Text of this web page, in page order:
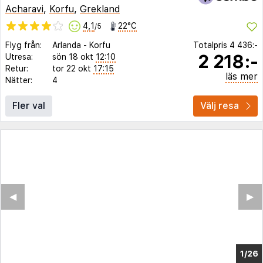
Acharavi, Korfu, Grekland
4,1 /5 22°C
Flyg från: Arlanda - Korfu
Utresa:
sön 18 okt 12:10
Retur:
tor 22 okt 17:15
Nätter:
4
Totalpris 4 436:-
2 218:-
läs mer
Fler val Välj resa
1/21
▶︎
◀︎